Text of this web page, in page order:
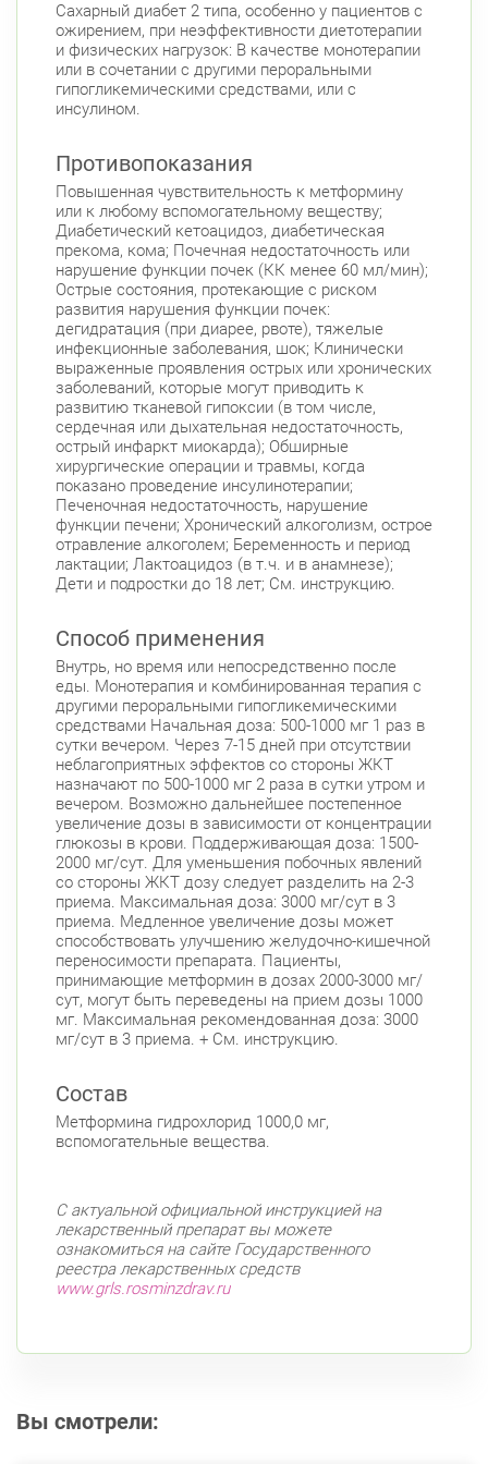
Ленинский пр., д. 88 Круглосуточно
Юго-Западная
Московский район
Авиационная улица, д. 7
Невский район
ул. Чудновского, д. 19 (Российский пр., д. 7)
Круглосуточно
Проспект Большевиков
ул. Дыбенко ул., д. 8, к. 3
Улица Дыбенко
Подвойского 6/5 (Белышева, 5)
Проспект Большевиков Улица Дыбенко
Петроградский район
Чкаловский пр., д. 60 Круглосуточно
Петроградская
Спортивная
Чкаловская
Б. Монетная ул., д. 10 Круглосуточно
Горьковская
Петроградская
Чкаловская
Приморский район
Туристская ул., д.28 к.1
Беговая
Савушкина ул., д.143 Круглосуточно
Беговая
пр. Королёва, д. 61 Круглосуточно
Комендантский пр.
Комендантский пр., д. 34 к. 1 Круглосуточно
Комендантский пр.
Комендантский пр. 67 Круглосуточно
Комендантский пр.
Коломяжский пр. 26 (Аллея Поликарпова, д.
2) Круглосуточно
Пионерская
Богатырский пр., д. 28 Круглосуточно
Пионерская Комендантский пр.
Дунайский пр., д. 34/16
Белы Куна, д.1, к.1
Сахарный диабет 2 типа, особенно у пациентов с
ожирением, при неэффективности диетотерапии
и физических нагрузок: В качестве монотерапии
или в сочетании с другими пероральными
гипогликемическими средствами, или с
инсулином.
Противопоказания
Повышенная чувствительность к метформину
или к любому вспомогательному веществу;
Диабетический кетоацидоз, диабетическая
прекома, кома; Почечная недостаточность или
нарушение функции почек (КК менее 60 мл/мин);
Острые состояния, протекающие с риском
развития нарушения функции почек:
дегидратация (при диарее, рвоте), тяжелые
инфекционные заболевания, шок; Клинически
выраженные проявления острых или хронических
заболеваний, которые могут приводить к
развитию тканевой гипоксии (в том числе,
сердечная или дыхательная недостаточность,
острый инфаркт миокарда); Обширные
хирургические операции и травмы, когда
показано проведение инсулинотерапии;
Печеночная недостаточность, нарушение
функции печени; Хронический алкоголизм, острое
отравление алкоголем; Беременность и период
лактации; Лактоацидоз (в т.ч. и в анамнезе);
Дети и подростки до 18 лет; См. инструкцию.
Способ применения
Внутрь, но время или непосредственно после
еды. Монотерапия и комбинированная терапия с
другими пероральными гипогликемическими
средствами Начальная доза: 500-1000 мг 1 раз в
сутки вечером. Через 7-15 дней при отсутствии
неблагоприятных эффектов со стороны ЖКТ
назначают по 500-1000 мг 2 раза в сутки утром и
вечером. Возможно дальнейшее постепенное
увеличение дозы в зависимости от концентрации
глюкозы в крови. Поддерживающая доза: 1500-
2000 мг/сут. Для уменьшения побочных явлений
со стороны ЖКТ дозу следует разделить на 2-3
приема. Максимальная доза: 3000 мг/сут в 3
приема. Медленное увеличение дозы может
способствовать улучшению желудочно-кишечной
переносимости препарата. Пациенты,
принимающие метформин в дозах 2000-3000 мг/
сут, могут быть переведены на прием дозы 1000
мг. Максимальная рекомендованная доза: 3000
мг/сут в 3 приема. + См. инструкцию.
Состав
Метформина гидрохлорид 1000,0 мг,
вспомогательные вещества.
С актуальной официальной инструкцией на
лекарственный препарат вы можете
ознакомиться на сайте Государственного
реестра лекарственных средств
www.grls.rosminzdrav.ru
Вы смотрели: